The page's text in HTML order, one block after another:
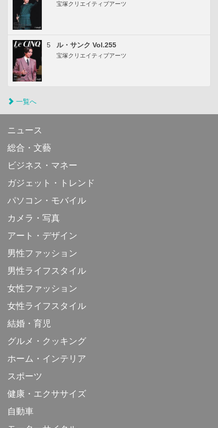
宝塚クリエイティブアーツ
5 ル・サンク Vol.255
宝塚クリエイティブアーツ
一覧へ
ニュース
総合・文藝
ビジネス・マネー
ガジェット・トレンド
パソコン・モバイル
カメラ・写真
アート・デザイン
男性ファッション
男性ライフスタイル
女性ファッション
女性ライフスタイル
結婚・育児
グルメ・クッキング
ホーム・インテリア
スポーツ
健康・エクササイズ
自動車